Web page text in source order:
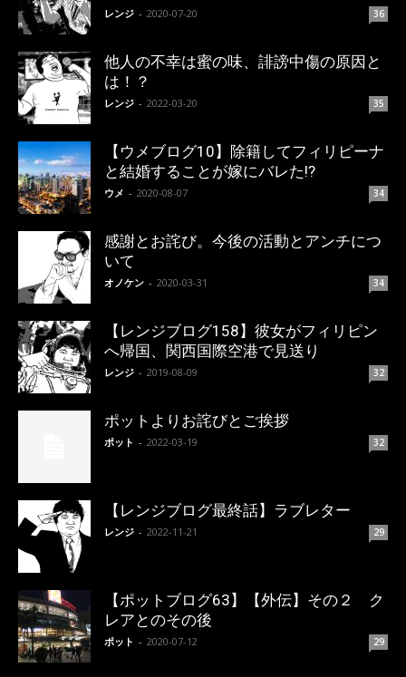
レンジ - 2020-07-20 36
他人の不幸は蜜の味、誹謗中傷の原因と
は！？
レンジ - 2022-03-20 35
【ウメブログ10】除籍してフィリピーナ
と結婚することが嫁にバレた!?
ウメ - 2020-08-07 34
感謝とお詫び。今後の活動とアンチにつ
いて
オノケン - 2020-03-31 34
【レンジブログ158】彼女がフィリピン
へ帰国、関西国際空港で見送り
レンジ - 2019-08-09 32
ポットよりお詫びとご挨拶
ポット - 2022-03-19 32
【レンジブログ最終話】ラブレター
レンジ - 2022-11-21 29
【ポットブログ63】【外伝】その２ ク
レアとのその後
ポット - 2020-07-12 29